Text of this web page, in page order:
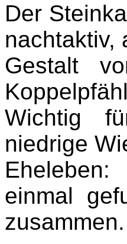
Der
nachtaktiv,
Gestalt
Wichtig
niedrige
einmal
zusammen.